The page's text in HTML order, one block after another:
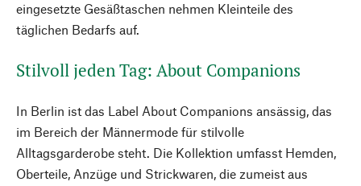
eingesetzte Gesäßtaschen nehmen Kleinteile des
täglichen Bedarfs auf.
Stilvoll jeden Tag: About Companions
In Berlin ist das Label About Companions ansässig, das
im Bereich der Männermode für stilvolle
Alltagsgarderobe steht. Die Kollektion umfasst Hemden,
Oberteile, Anzüge und Strickwaren, die zumeist aus